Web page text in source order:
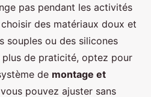
pas pendant les activités
des matériaux doux et
souples ou des silicones
plus de praticité, optez pour
de montage et
pouvez ajuster sans